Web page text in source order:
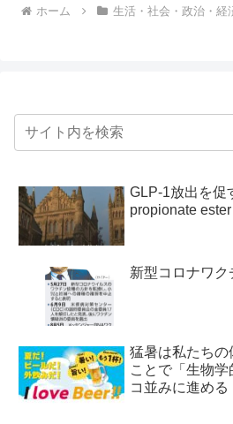
ホーム 生活・社会・政治・経
GLP-1放出を促
propionate
新型コロナワク
猛暑は私たち
ことで「生物
コ並みに進める